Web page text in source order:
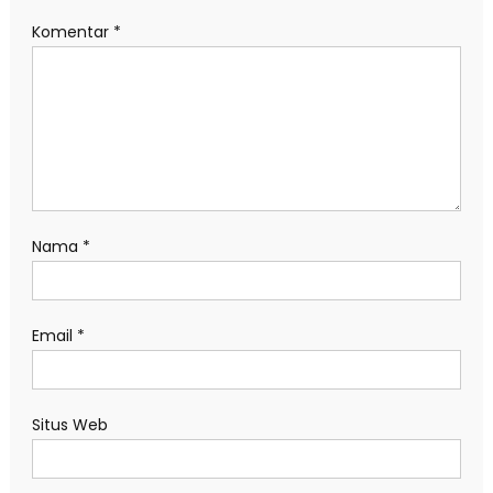
Komentar *
Nama *
Email *
Situs Web